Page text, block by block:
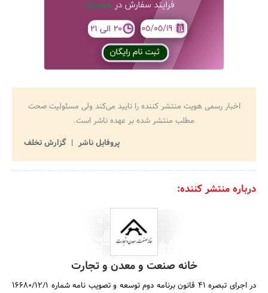
اخبار رسمی هویت منتشر کننده را تایید می‌کند ولی مسئولیت صحت
مطلب منتشر شده بر عهده ناشر است.
پروفایل ناشر
گزارش تخلف
درباره منتشر کننده:
خانه صنعت و معدن و تجارت
در اجرای تبصره 41 قانون برنامه دوم توسعه و تصویب نامه شماره 16680/12/1